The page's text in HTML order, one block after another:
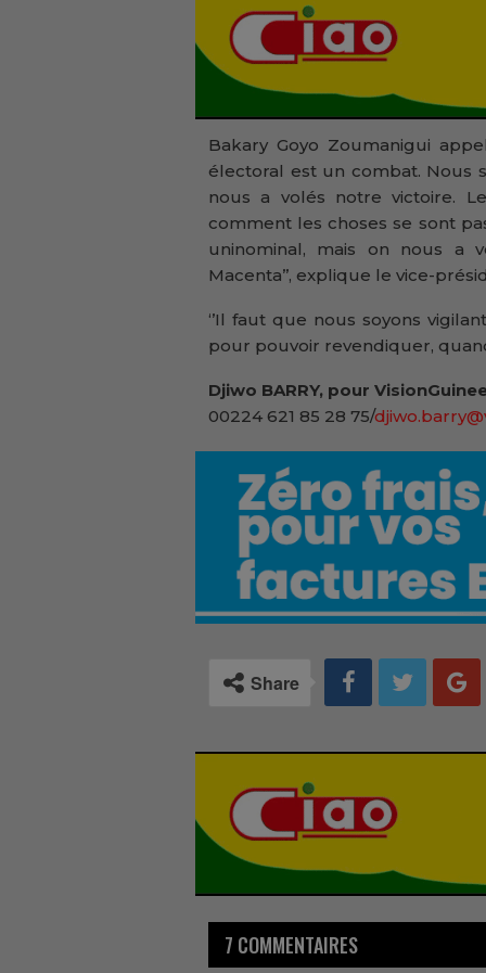
Bakary Goyo Zoumanigui
électoral est un combat. Nous
nous a volés notre victoire.
comment les choses se sont
uninominal, mais on nous a
Macenta’’, explique le vice-
‘’Il faut que nous soyons
pour pouvoir revendiquer,
Djiwo BARRY, pour
00224 621 85 28 75/
Share
7 COMMENTAIRES